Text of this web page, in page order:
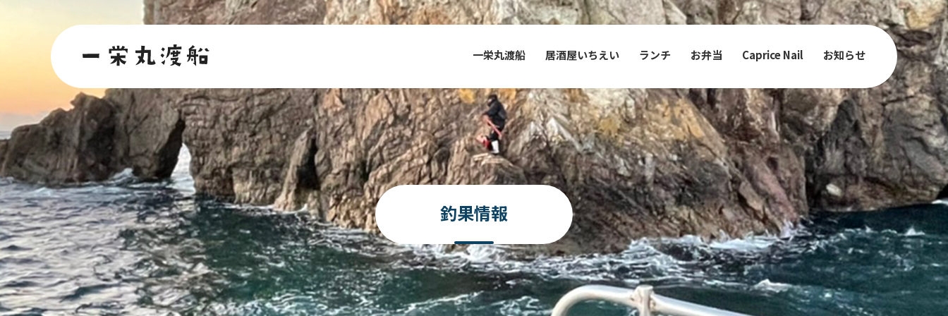
一栄丸渡船 居酒屋いちえい ランチ お弁当 Caprice Nail お知らせ
釣果情報